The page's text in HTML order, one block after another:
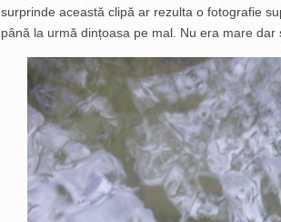
surprinde această clipă ar rezulta o fotografie
până la urmă dințoasa pe mal. Nu era mare